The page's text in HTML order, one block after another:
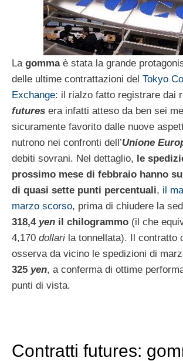
La gommaè stata la grande
delle ultime contrattazioni del Tokyo
Exchange: il rialzo fatto registrare dai
futures era infatti atteso da ben sei
sicuramente favorito dalle nuove
nutrono nei confronti dell’Unione
debiti sovrani. Nel dettaglio, le
prossimo mese di febbraio hanno
di quasi sette punti percentuali, il
marzo scorso, prima di chiudere la
318,4 yen il chilogrammo (il che
4,170 dollari la tonnellata). Il contratto
osserva da vicino le spedizioni di
325 yen, a conferma di ottime
punti di vista.
Contratti futures: